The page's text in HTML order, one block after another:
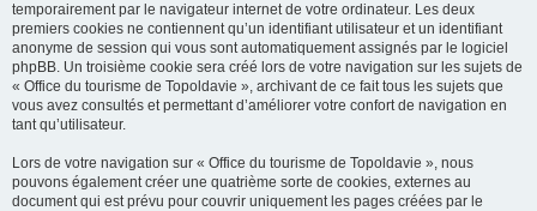
temporairement par le navigateur internet de votre ordinateur. Les deux
premiers cookies ne contiennent qu’un identifiant utilisateur et un identifiant
anonyme de session qui vous sont automatiquement assignés par le logiciel
phpBB. Un troisième cookie sera créé lors de votre navigation sur les sujets de
« Office du tourisme de Topoldavie », archivant de ce fait tous les sujets que
vous avez consultés et permettant d’améliorer votre confort de navigation en
tant qu’utilisateur.
Lors de votre navigation sur « Office du tourisme de Topoldavie », nous
pouvons également créer une quatrième sorte de cookies, externes au
document qui est prévu pour couvrir uniquement les pages créées par le